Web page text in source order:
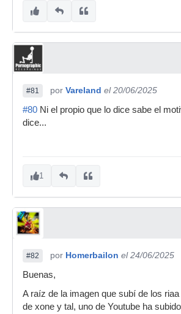
#81 por Vareland el 20/06/2025
#80 Ni el propio que lo dice sabe el
dice...
1
#82 por Homerbailon el 24/06/2025
Buenas,
A raíz de la imagen que subí de los riaa
de xone y tal, uno de Youtube ha